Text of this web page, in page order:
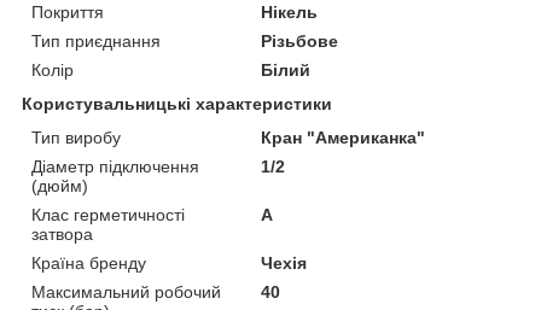
Покриття
Нікель
Тип приєднання
Різьбове
Колір
Білий
Користувальницькі характеристики
Тип виробу
Кран "Американка"
Діаметр підключення
(дюйм)
1/2
Клас герметичності
затвора
А
Країна бренду
Чехія
Максимальний робочий
40